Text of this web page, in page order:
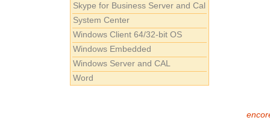
Skype for Business Server and Cal
System Center
Windows Client 64/32-bit OS
Windows Embedded
Windows Server and CAL
Word